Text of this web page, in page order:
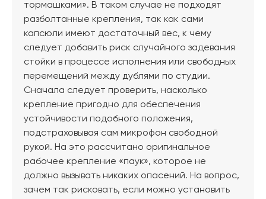
тормашками». В таком случае не подходят
разболтанные крепления, так как сами
капсюли имеют достаточный вес, к чему
следует добавить риск случайного задевания
стойки в процессе исполнения или свободных
перемещений между дублями по студии.
Сначала следует проверить, насколько
крепление пригодно для обеспечения
устойчивости подобного положения,
подстраховывая сам микрофон свободной
рукой. На это рассчитано оригинальное
рабочее крепление «паук», которое не
должно вызывать никаких опасений. На вопрос,
зачем так рисковать, если можно установить